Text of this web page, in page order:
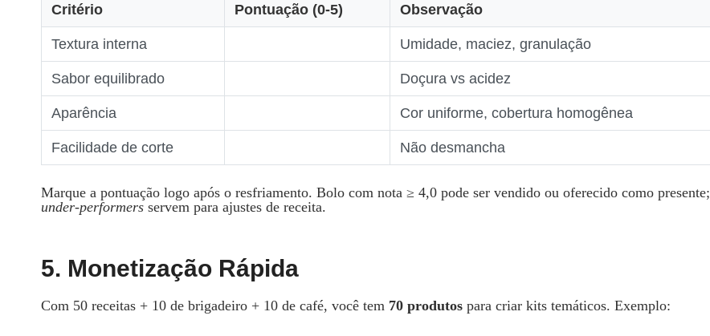
Critério Pontuação (0‑5) Observação
Textura interna Umidade, maciez, granulação
Sabor equilibrado Doçura vs acidez
Aparência Cor uniforme, cobertura homogênea
Facilidade de corte Não desmancha
Marque a pontuação logo após o resfriamento. Bolo com nota ≥ 4,0 pode ser vendido ou oferecido como presente;
under‑performers servem para ajustes de receita.
5. Monetização Rápida
Com 50 receitas + 10 de brigadeiro + 10 de café, você tem 70 produtos para criar kits temáticos. Exemplo: